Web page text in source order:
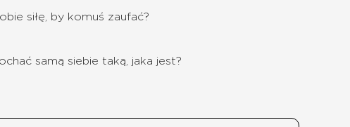
siłę, by komuś zaufać?
samą siebie taką, jaka jest?